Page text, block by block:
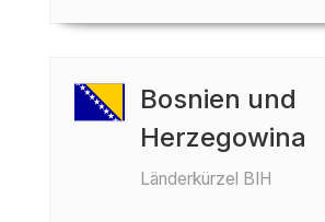
Bosnien und
Herzegowina
Länderkürzel BIH